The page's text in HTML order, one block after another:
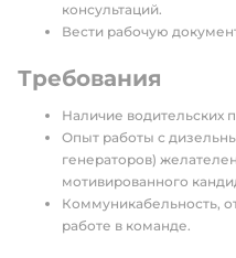
консультаций.
Вести рабочую
Требования
Наличие водительских
Опыт работы с
генераторов)
мотивированного
Коммуникабельность,
работе в команде.